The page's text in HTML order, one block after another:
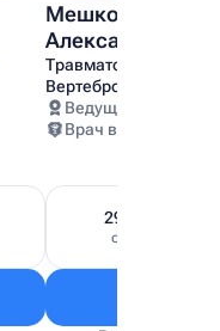
Мешков
Александр
Травматолог-ортопед
Вертебролог
Ведущий врач
Врач высшей
29 лет
стаж